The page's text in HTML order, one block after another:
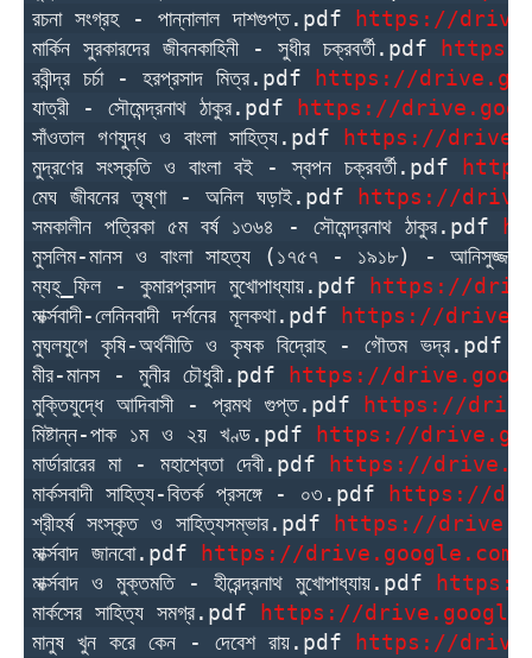
রচনা সংগ্রহ - পান্নালাল দাশগুপ্ত.pdf
https://
মার্কিন সুরকারদের জীবনকাহিনী - সুধীর চক্রবর্তী.pdf
https://
রবীন্দ্র চর্চা - হরপ্রসাদ মিত্র.pdf
https://
যাত্রী - সৌমেন্দ্রনাথ ঠাকুর.pdf
https://
সাঁওতাল গণযুদ্ধ ও বাংলা সাহিত্য.pdf
https://
মুদ্রণের সংস্কৃতি ও বাংলা বই - স্বপন চক্রবর্তী.pdf
মেঘ জীবনের তৃষ্ণা - অনিল ঘড়াই.pdf
https://
সমকালীন পত্রিকা ৫ম বর্ষ ১৩৬৪ - সৌমেন্দ্রনাথ ঠাকুর.pdf
মুসলিম-মানস ও বাংলা সাহত্য (১৭৫৭ - ১৯১৮) -
ম্যহ্_ফিল - কুমারপ্রসাদ মুখোপাধ্যায়.pdf
https://
মার্ক্সবাদী-লেনিনবাদী দর্শনের মূলকথা.pdf
https://
মুঘলযুগে কৃষি-অর্থনীতি ও কৃষক বিদ্রোহ - গৌতম ভদ্র.pdf
মীর-মানস - মুনীর চৌধুরী.pdf
https://
মুক্তিযুদ্ধে আদিবাসী - প্রমথ গুপ্ত.pdf
https://
মিষ্টান্ন-পাক ১ম ও ২য় খণ্ড.pdf
https://
মার্ডারারের মা - মহাশ্বেতা দেবী.pdf
https://
মার্কসবাদী সাহিত্য-বিতর্ক প্রসঙ্গে - ০৩.pdf
https://
শ্রীহর্ষ সংস্কৃত ও সাহিত্যসম্ভার.pdf
https://
মার্ক্সবাদ জানবো.pdf
https://drive.google.com/
মার্ক্সবাদ ও মুক্তমতি - হীরেন্দ্রনাথ মুখোপাধ্যায়.pdf
https://
মার্কসের সাহিত্য সমগ্র.pdf
https://
মানুষ খুন করে কেন - দেবেশ রায়.pdf
https://